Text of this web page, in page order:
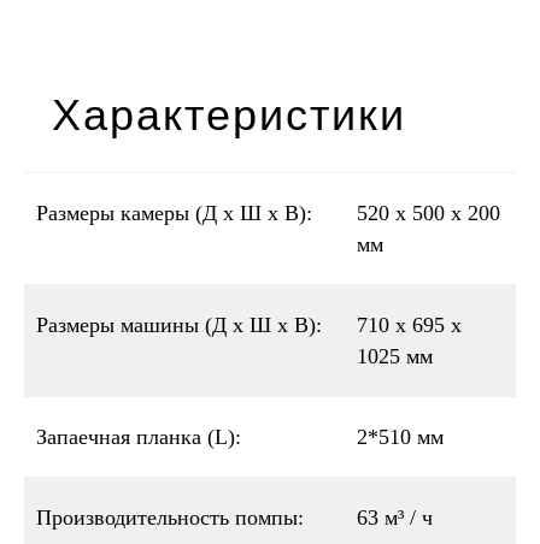
Характеристики
Размеры камеры (Д x Ш x В):
520 х 500 х 200
мм
Размеры машины (Д x Ш x В):
710 х 695 х
1025 мм
Запаечная планка (L): 2*510 мм
Производительность помпы: 63 м³ / ч